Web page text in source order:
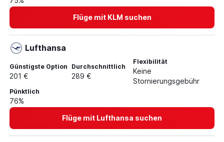
Flüge mit KLM suchen
Lufthansa
Günstigste Option
201 €
Durchschnittlich
289 €
Flexibilität
Keine
Stornierungsgebühr
Pünktlich
76%
Flüge mit Lufthansa suchen